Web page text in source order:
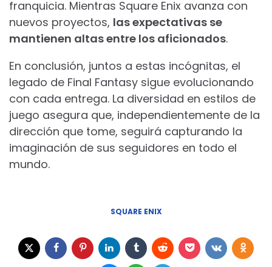
franquicia. Mientras Square Enix avanza con
nuevos proyectos, las expectativas se
mantienen altas entre los aficionados.
En conclusión, juntos a estas incógnitas, el
legado de Final Fantasy sigue evolucionando
con cada entrega. La diversidad en estilos de
juego asegura que, independientemente de la
dirección que tome, seguirá capturando la
imaginación de sus seguidores en todo el
mundo.
SQUARE ENIX